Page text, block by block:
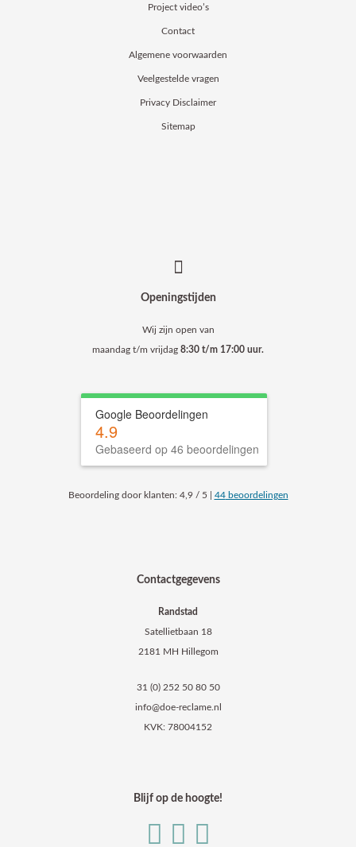
Project video’s
Contact
Algemene voorwaarden
Veelgestelde vragen
Privacy Disclaimer
Sitemap
Openingstijden
Wij zijn open van
maandag t/m vrijdag 8:30 t/m 17:00 uur.
Google Beoordelingen
4.9
Gebaseerd op 46 beoordelingen
Beoordelingdoor klanten: 4,9/ 5 44beoordelingen
Contactgegevens
Randstad
Satellietbaan 18
2181 MH Hillegom
31 (0) 252 50 80 50
info@doe-reclame.nl
KVK: 78004152
Blijf op de hoogte!